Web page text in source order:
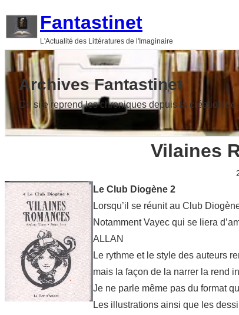
Fantastinet
L'Actualité des Littératures de l'Imaginaire
Archives Fantastinet
Ce site reprend les chroniques depuis la création
Vilaines
Le Club Diogène 2
Lorsqu’il se réunit au Club
Notamment Vayec qui se liera
ALLAN
Le rythme et le style des auteurs
mais la façon de la narrer la rend
Je ne parle même pas du format
Les illustrations ainsi que les